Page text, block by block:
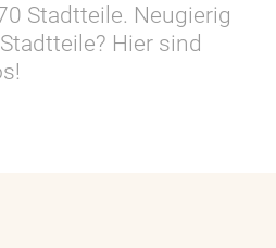
Stadtteile. Neugierig
Hier sind